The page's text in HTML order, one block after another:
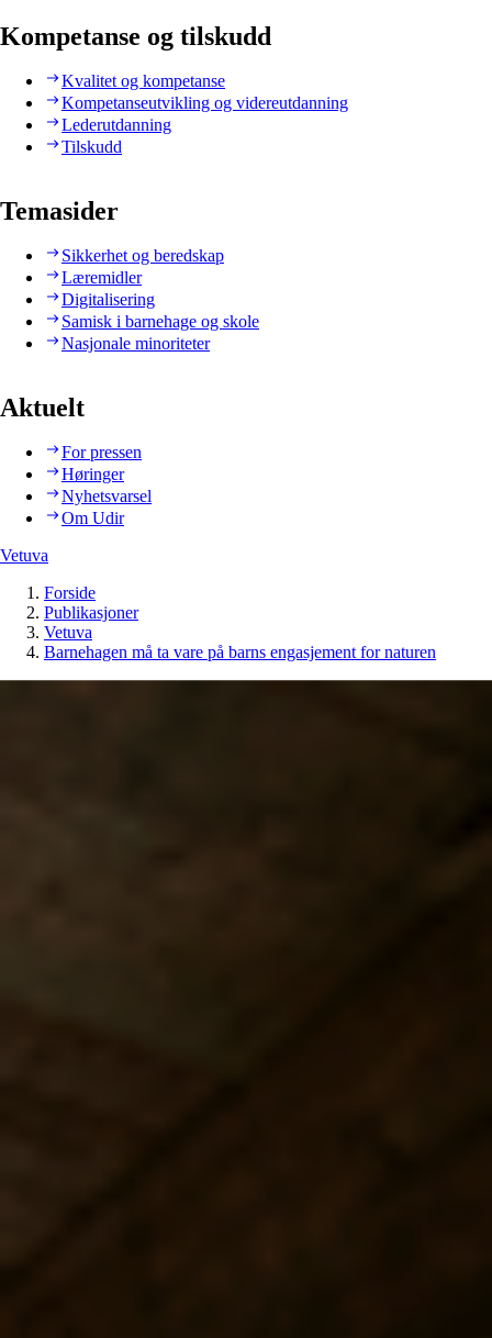
Kompetanse og tilskudd
Kvalitet og kompetanse
Kompetanseutvikling og videreutdanning
Lederutdanning
Tilskudd
Temasider
Sikkerhet og beredskap
Læremidler
Digitalisering
Samisk i barnehage og skole
Nasjonale minoriteter
Aktuelt
For pressen
Høringer
Nyhetsvarsel
Om Udir
Vetuva
Forside
Publikasjoner
Vetuva
Barnehagen må ta vare på barns engasjement for naturen